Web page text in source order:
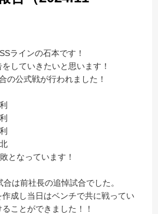
ラインの石本です！
していきたいと思います！
の公式戦が行われました！
となっています！
は前社長の追悼試合でした。
成し当日はベンチで共に戦ってい
ことができました！！